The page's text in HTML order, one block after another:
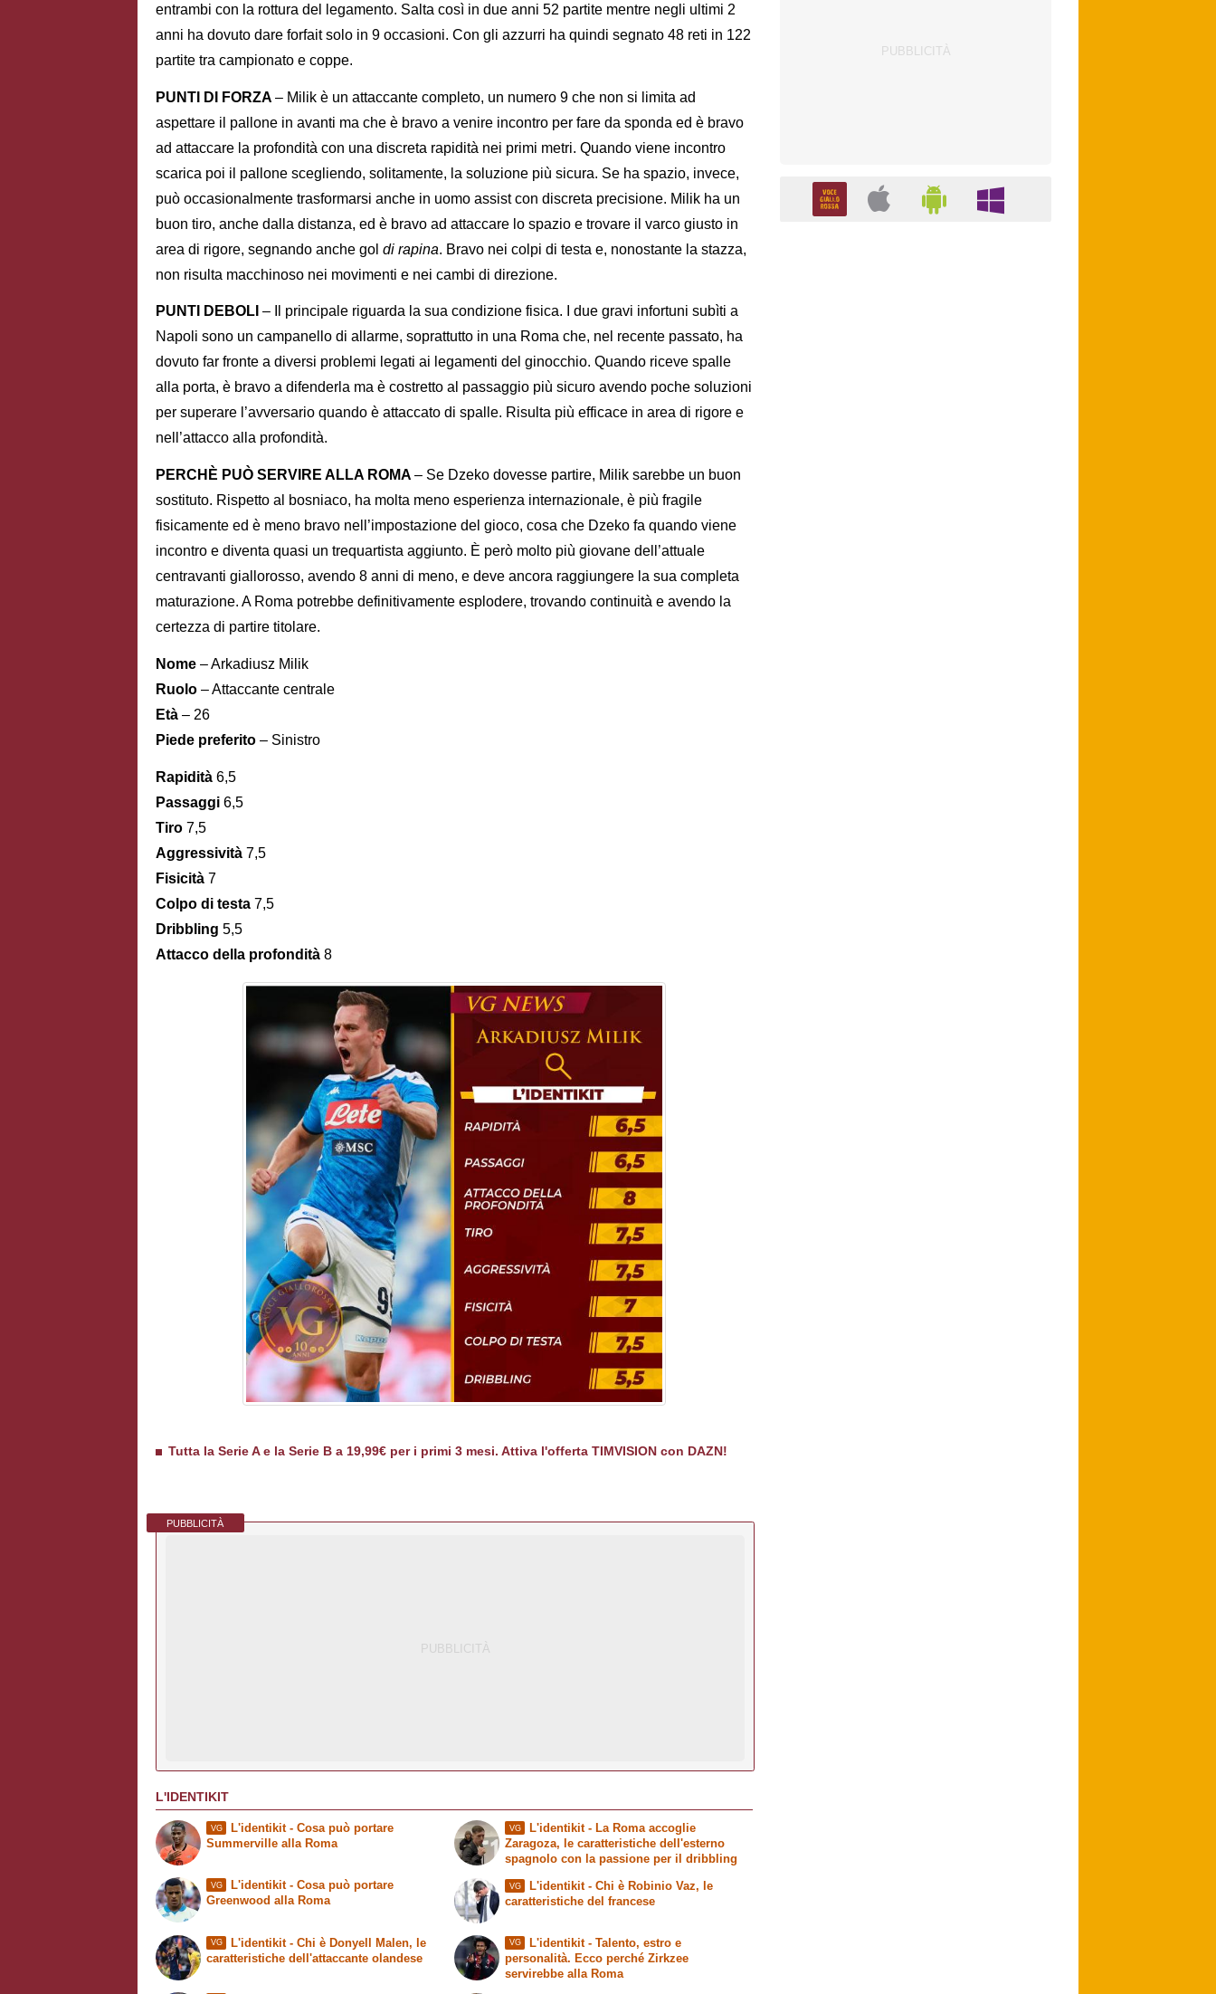
entrambi con la rottura del legamento. Salta così in due anni 52 partite mentre negli ultimi 2
anni ha dovuto dare forfait solo in 9 occasioni. Con gli azzurri ha quindi segnato 48 reti in 122
partite tra campionato e coppe.
PUNTI DI FORZA – Milik è un attaccante completo, un numero 9 che non si limita ad
aspettare il pallone in avanti ma che è bravo a venire incontro per fare da sponda ed è bravo
ad attaccare la profondità con una discreta rapidità nei primi metri. Quando viene incontro
scarica poi il pallone scegliendo, solitamente, la soluzione più sicura. Se ha spazio, invece,
può occasionalmente trasformarsi anche in uomo assist con discreta precisione. Milik ha un
buon tiro, anche dalla distanza, ed è bravo ad attaccare lo spazio e trovare il varco giusto in
area di rigore, segnando anche gol di rapina. Bravo nei colpi di testa e, nonostante la stazza,
non risulta macchinoso nei movimenti e nei cambi di direzione.
PUNTI DEBOLI – Il principale riguarda la sua condizione fisica. I due gravi infortuni subìti a
Napoli sono un campanello di allarme, soprattutto in una Roma che, nel recente passato, ha
dovuto far fronte a diversi problemi legati ai legamenti del ginocchio. Quando riceve spalle
alla porta, è bravo a difenderla ma è costretto al passaggio più sicuro avendo poche soluzioni
per superare l’avversario quando è attaccato di spalle. Risulta più efficace in area di rigore e
nell’attacco alla profondità.
PERCHÈ PUÒ SERVIRE ALLA ROMA – Se Dzeko dovesse partire, Milik sarebbe un buon
sostituto. Rispetto al bosniaco, ha molta meno esperienza internazionale, è più fragile
fisicamente ed è meno bravo nell’impostazione del gioco, cosa che Dzeko fa quando viene
incontro e diventa quasi un trequartista aggiunto. È però molto più giovane dell’attuale
centravanti giallorosso, avendo 8 anni di meno, e deve ancora raggiungere la sua completa
maturazione. A Roma potrebbe definitivamente esplodere, trovando continuità e avendo la
certezza di partire titolare.
Nome – Arkadiusz Milik
Ruolo – Attaccante centrale
Età – 26
Piede preferito – Sinistro
Rapidità 6,5
Passaggi 6,5
Tiro 7,5
Aggressività 7,5
Fisicità 7
Colpo di testa 7,5
Dribbling 5,5
Attacco della profondità 8
Tutta la Serie A e la Serie B a 19,99€ per i primi 3 mesi. Attiva l'offerta TIMVISION con DAZN!
PUBBLICITÀ
L'IDENTIKIT
VG
L'identikit - Cosa può portare
Summerville alla Roma
VG
L'identikit - Cosa può portare
Greenwood alla Roma
VG L'identikit- La Roma accoglie
Zaragoza, le caratteristiche dell'esterno
spagnolo con la passione per il dribbling
VG L'identikit- Chi è Robinio Vaz, le
caratteristiche del francese
VG L'identikit- Chi è Donyell Malen, le
caratteristiche dell'attaccante olandese
VG L'identikit- Talento, estro e
personalità. Ecco perché Zirkzee
servirebbe alla Roma